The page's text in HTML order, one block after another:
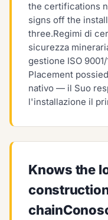
the certifications
signs off the
three.Regimi di
sicurezza
gestione ISO
Placement
nativo — il Suo
l'installazione il
Knows the
chain